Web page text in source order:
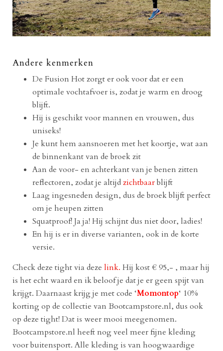
Andere kenmerken
De Fusion Hot zorgt er ook voor dat er een
optimale vochtafvoer is, zodat je warm en droog
blijft.
Hij is geschikt voor mannen en vrouwen, dus
uniseks!
Je kunt hem aansnoeren met het koortje, wat aan
de binnenkant van de broek zit
Aan de voor- en achterkant van je benen zitten
reflectoren, zodat je altijdzichtbaarblijft
Laag ingesneden design, dus de broek blijft perfect
om je heupen zitten
Squatproof! Ja ja! Hij schijnt dus niet door, ladies!
En hij is er in diverse varianten, ook in de korte
versie.
Check deze tight via deze link. Hij kost € 95,- , maar hij
is het echt waard en ik beloof je dat je er geen spijt van
krijgt. Daarnaast krijg je met code ‘Momontop‘ 10%
korting op de collectie van Bootcampstore.nl, dus ook
op deze tight! Dat is weer mooi meegenomen.
Bootcampstore.nl heeft nog veel meer fijne kleding
voor buitensport. Alle kleding is van hoogwaardige